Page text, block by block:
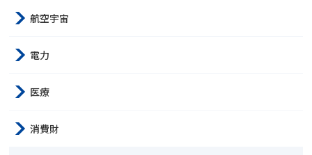
航空宇宙
電力
医療
消費財